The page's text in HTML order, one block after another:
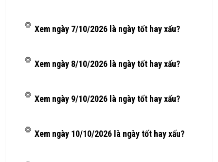
Xem ngày 7/10/2026 là ngày tốt hay xấu?
Xem ngày 8/10/2026 là ngày tốt hay xấu?
Xem ngày 9/10/2026 là ngày tốt hay xấu?
Xem ngày 10/10/2026 là ngày tốt hay xấu?